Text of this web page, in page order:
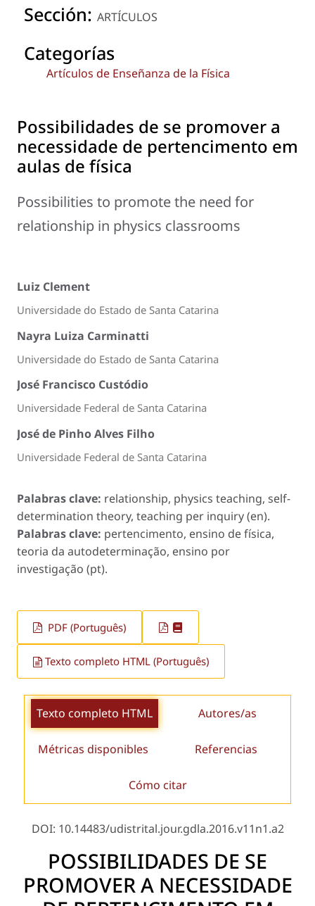
Sección: ARTÍCULOS
Categorías
Artículos de Enseñanza de la Física
Possibilidades de se promover a
necessidade de pertencimento em
aulas de física
Possibilities to promote the need for
relationship in physics classrooms
Luiz Clement
Universidade do Estado de Santa Catarina
Nayra Luiza Carminatti
Universidade do Estado de Santa Catarina
José Francisco Custódio
Universidade Federal de Santa Catarina
José de Pinho Alves Filho
Universidade Federal de Santa Catarina
Palabras clave: relationship, physics teaching, self-
determination theory, teaching per inquiry (en).
Palabras clave: pertencimento, ensino de física,
teoria da autodeterminação, ensino por
investigação (pt).
PDF (Português)
Texto completo HTML (Português)
Texto completo HTML Autores/as
Métricas disponibles Referencias
Cómo citar
DOI: 10.14483/udistrital.jour.gdla.2016.v11n1.a2
POSSIBILIDADES DE SE
PROMOVER A NECESSIDADE